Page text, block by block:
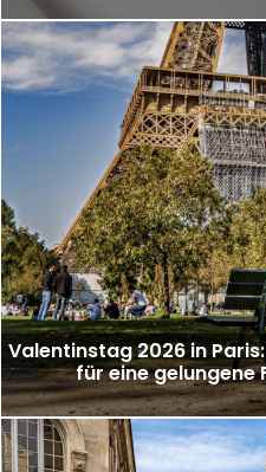
Valentinstag 2026 in
für eine gelungene